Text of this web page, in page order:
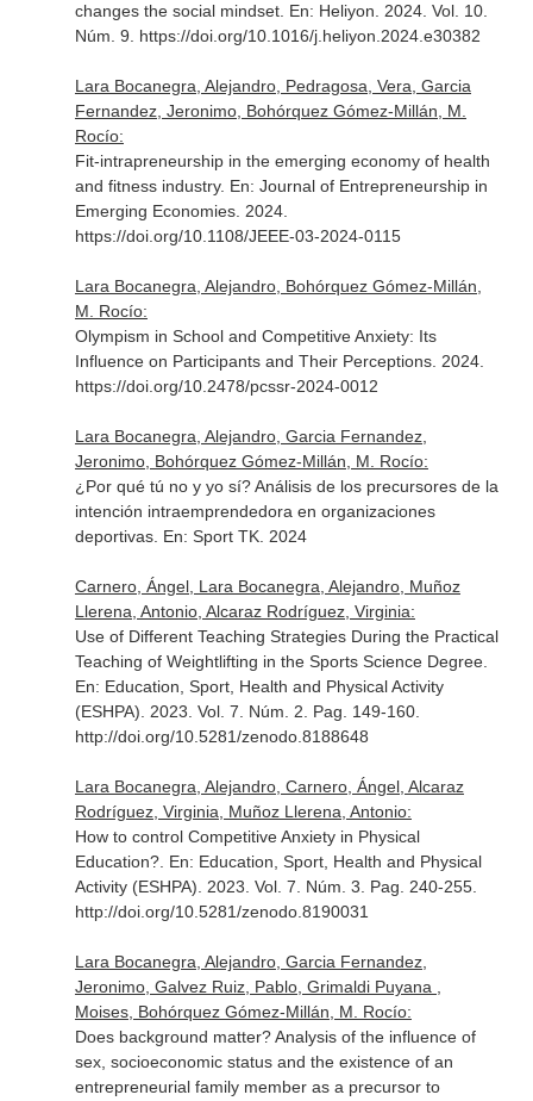
changes the social mindset. En: Heliyon . 2024. Vol. 10.
Núm. 9. https://doi.org/10.1016/j.heliyon.2024.e30382
Lara Bocanegra, Alejandro, Pedragosa, Vera, Garcia
Fernandez, Jeronimo, Bohórquez Gómez-Millán, M.
Rocío:
Fit-intrapreneurship in the emerging economy of health
and fitness industry. En: Journal of Entrepreneurship in
Emerging Economies. 2024.
https://doi.org/10.1108/JEEE-03-2024-0115
Lara Bocanegra, Alejandro, Bohórquez Gómez-Millán,
M. Rocío:
Olympism in School and Competitive Anxiety: Its
Influence on Participants and Their Perceptions. 2024.
https://doi.org/10.2478/pcssr-2024-0012
Lara Bocanegra, Alejandro, Garcia Fernandez,
Jeronimo, Bohórquez Gómez-Millán, M. Rocío:
¿Por qué tú no y yo sí? Análisis de los precursores de la
intención intraemprendedora en organizaciones
deportivas. En: Sport TK. 2024
Carnero, Ángel, Lara Bocanegra, Alejandro, Muñoz
Llerena, Antonio, Alcaraz Rodríguez, Virginia:
Use of Different Teaching Strategies During the Practical
Teaching of Weightlifting in the Sports Science Degree.
En: Education, Sport, Health and Physical Activity
(ESHPA) . 2023. Vol. 7. Núm. 2. Pag. 149-160.
http://doi.org/10.5281/zenodo.8188648
Lara Bocanegra, Alejandro, Carnero, Ángel, Alcaraz
Rodríguez, Virginia, Muñoz Llerena, Antonio:
How to control Competitive Anxiety in Physical
Education?. En: Education, Sport, Health and Physical
Activity (ESHPA) . 2023. Vol. 7. Núm. 3. Pag. 240-255.
http://doi.org/10.5281/zenodo.8190031
Lara Bocanegra, Alejandro, Garcia Fernandez,
Jeronimo, Galvez Ruiz, Pablo, Grimaldi Puyana ,
Moises, Bohórquez Gómez-Millán, M. Rocío:
Does background matter? Analysis of the influence of
sex, socioeconomic status and the existence of an
entrepreneurial family member as a precursor to